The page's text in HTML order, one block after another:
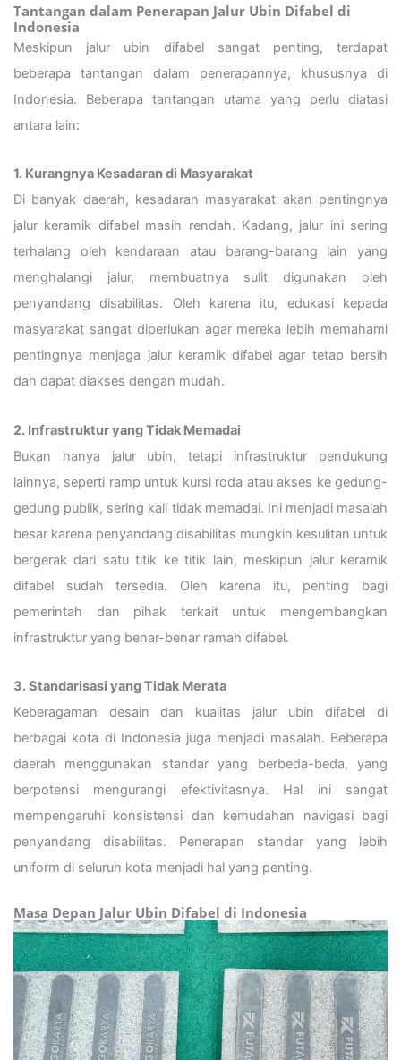
Tantangan dalam Penerapan Jalur Ubin Difabel di
Indonesia
Meskipun jalur ubin difabel sangat penting, terdapat
beberapa tantangan dalam penerapannya, khususnya di
Indonesia. Beberapa tantangan utama yang perlu diatasi
antara lain:
1. Kurangnya Kesadaran di Masyarakat
Di banyak daerah, kesadaran masyarakat akan pentingnya
jalur keramik difabel masih rendah. Kadang, jalur ini sering
terhalang oleh kendaraan atau barang-barang lain yang
menghalangi jalur, membuatnya sulit digunakan oleh
penyandang disabilitas. Oleh karena itu, edukasi kepada
masyarakat sangat diperlukan agar mereka lebih memahami
pentingnya menjaga jalur keramik difabel agar tetap bersih
dan dapat diakses dengan mudah.
2. Infrastruktur yang Tidak Memadai
Bukan hanya jalur ubin, tetapi infrastruktur pendukung
lainnya, seperti ramp untuk kursi roda atau akses ke gedung-
gedung publik, sering kali tidak memadai. Ini menjadi masalah
besar karena penyandang disabilitas mungkin kesulitan untuk
bergerak dari satu titik ke titik lain, meskipun jalur keramik
difabel sudah tersedia. Oleh karena itu, penting bagi
pemerintah dan pihak terkait untuk mengembangkan
infrastruktur yang benar-benar ramah difabel.
3. Standarisasi yang Tidak Merata
Keberagaman desain dan kualitas jalur ubin difabel di
berbagai kota di Indonesia juga menjadi masalah. Beberapa
daerah menggunakan standar yang berbeda-beda, yang
berpotensi mengurangi efektivitasnya. Hal ini sangat
mempengaruhi konsistensi dan kemudahan navigasi bagi
penyandang disabilitas. Penerapan standar yang lebih
uniform di seluruh kota menjadi hal yang penting.
Masa Depan Jalur Ubin Difabel di Indonesia